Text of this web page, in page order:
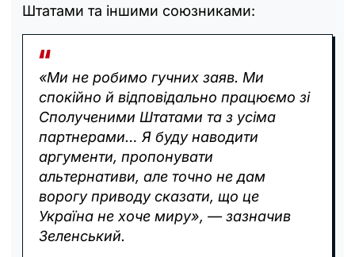
Штатами та іншими союзниками:
«Ми не робимо гучних заяв. Ми
спокійно й відповідально працюємо зі
Сполученими Штатами та з усіма
партнерами… Я буду наводити
аргументи, пропонувати
альтернативи, але точно не дам
ворогу приводу сказати, що це
Україна не хоче миру», — зазначив
Зеленський.